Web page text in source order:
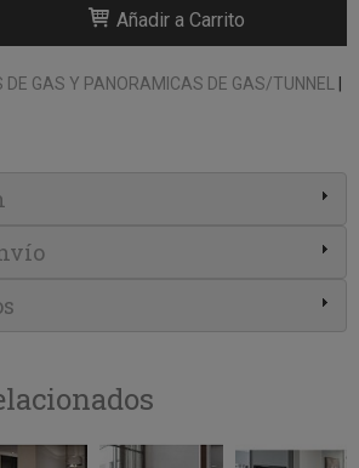
Añadir a Carrito
DE GAS Y PANORAMICAS DE GAS/TUNNEL